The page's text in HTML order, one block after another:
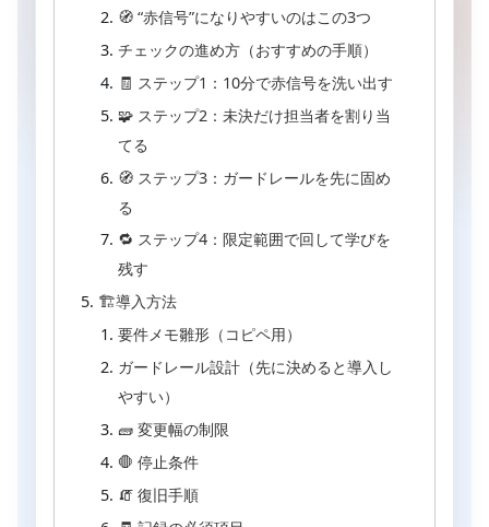
🧭 “赤信号”になりやすいのはこの3つ
チェックの進め方（おすすめの手順）
🧾 ステップ1：10分で赤信号を洗い出す
🧩 ステップ2：未決だけ担当者を割り当
てる
🧭 ステップ3：ガードレールを先に固め
る
🔁 ステップ4：限定範囲で回して学びを
残す
🏗導入方法
要件メモ雛形（コピペ用）
ガードレール設計（先に決めると導入し
やすい）
🧱 変更幅の制限
🛑 停止条件
🧯 復旧手順